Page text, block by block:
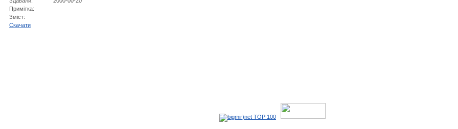
Примітка:
Зміст:
Cкачати